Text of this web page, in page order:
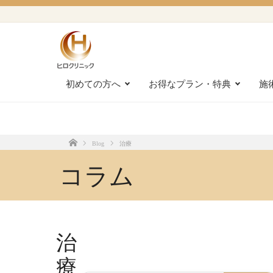
初めての方へ お得なプラン・特典 施
Blog 治療
コラム
治
療